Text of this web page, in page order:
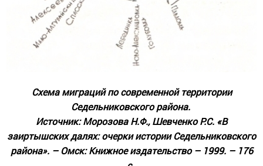
Схема миграций по современной территории
Седельниковского района.
Источник: Морозова Н.Ф., Шевченко Р.С. «В
заиртышских далях: очерки истории Седельниковского
района». – Омск: Книжное издательство – 1999. – 176